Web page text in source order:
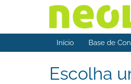
Início Base de
Escolha